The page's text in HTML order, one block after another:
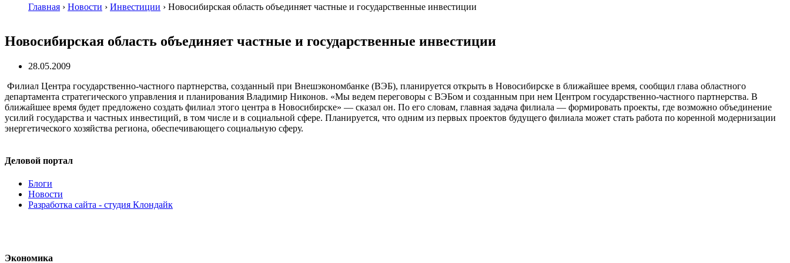
Главная › Новости › Инвестиции › Новосибирская область объединяет частные и государственные инвестиции
Новосибирская область объединяет частные и государственные инвестиции
28.05.2009
Филиал Центра государственно-частного партнерства, созданный при Внешэкономбанке (ВЭБ), планируется открыть в Новосибирске в ближайшее время, сообщил глава областного
департамента стратегического управления и планирования Владимир Никонов. «Мы ведем переговоры с ВЭБом и созданным при нем Центром государственно-частного партнерства. В
ближайшее время будет предложено создать филиал этого центра в Новосибирске» — сказал он. По его словам, главная задача филиала — формировать проекты, где возможно объединение
усилий государства и частных инвестиций, в том числе и в социальной сфере. Планируется, что одним из первых проектов будущего филиала может стать работа по коренной модернизации
энергетического хозяйства региона, обеспечивающего социальную сферу.
Деловой портал
Блоги
Новости
Разработка сайта - студия Клондайк
Экономика